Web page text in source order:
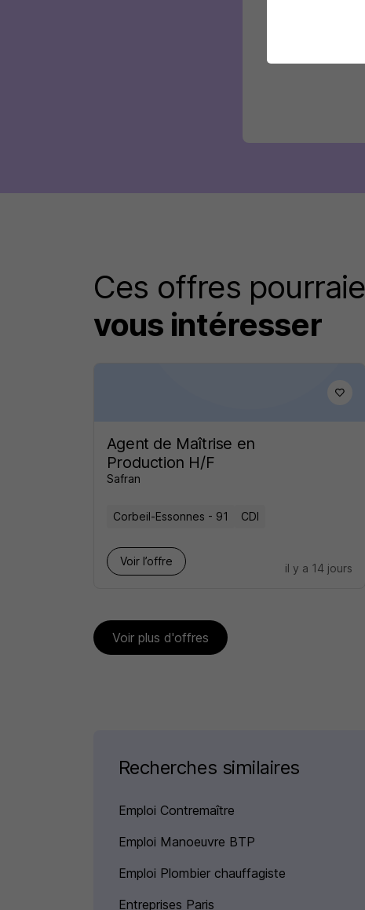
Ces offres
vous intéresser
Agent de Maîtrise en
Production H/F
Safran
Corbeil-Essonnes - 91 CDI
Voir l’offre
il y a 14 jours
Voir plus d'offres
Recherches similaires
Emploi Contremaître
Emploi Manoeuvre BTP
Emploi Plombier chauffagiste
Entreprises Paris